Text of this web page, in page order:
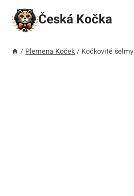
Přeskočit
obsah
Česká Kočka
/ Plemena Koček/ Kočkovité šelmy